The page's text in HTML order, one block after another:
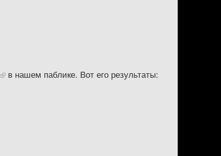
в нашем паблике. Вот его результаты: